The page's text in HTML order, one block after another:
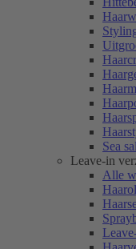
Sea
Leave-in
Alle